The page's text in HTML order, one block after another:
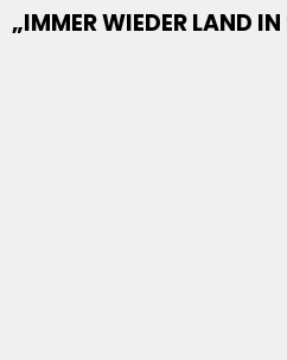
„IMMER WIEDER LAND